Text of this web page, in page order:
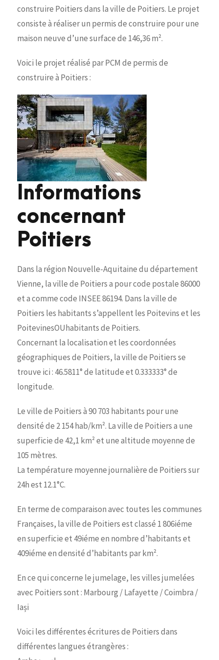
construire Poitiers dans la ville de Poitiers. Le projet
consiste à réaliser un permis de construire pour une
maison neuve d’une surface de 146,36 m².
Voici le projet réalisé par PCM de permis de
construire à Poitiers :
Informations
concernant
Poitiers
Dans la région Nouvelle-Aquitaine du département
Vienne, la ville de Poitiers a pour code postale 86000
et a comme code INSEE 86194. Dans la ville de
Poitiers les habitants s’appellent les Poitevins et les
PoitevinesOUhabitants de Poitiers.
Concernant la localisation et les coordonnées
géographiques de Poitiers, la ville de Poitiers se
trouve ici : 46.5811° de latitude et 0.333333° de
longitude.
Le ville de Poitiers à 90 703 habitants pour une
densité de 2 154 hab/km². La ville de Poitiers a une
superficie de 42,1 km² et une altitude moyenne de
105 mètres.
La température moyenne journalière de Poitiers sur
24h est 12.1°C.
En terme de comparaison avec toutes les communes
Françaises, la ville de Poitiers est classé 1 806iéme
en superficie et 49iéme en nombre d’habitants et
409iéme en densité d’habitants par km².
En ce qui concerne le jumelage, les villes jumelées
avec Poitiers sont : Marbourg / Lafayette / Coimbra /
Iași
Voici les différentes écritures de Poitiers dans
différentes langues étrangères :